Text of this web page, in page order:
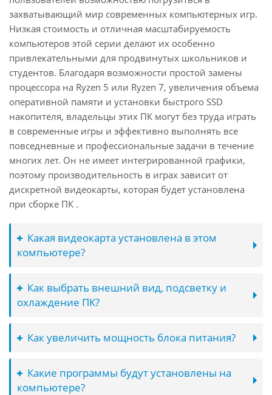
захватывающий мир современных компьютерных игр.
Низкая стоимость и отличная масштабируемость
компьютеров этой серии делают их особенно
привлекательными для продвинутых школьников и
студентов. Благодаря возможности простой замены
процессора на Ryzen 5 или Ryzen 7, увеличения объема
оперативной памяти и установки быстрого SSD
накопителя, владельцы этих ПК могут без труда играть
в современные игры и эффективно выполнять все
повседневные и профессиональные задачи в течение
многих лет. Он не имеет интегрированной графики,
поэтому производительность в играх зависит от
дискретной видеокарты, которая будет установлена
при сборке ПК .
Какая видеокарта установлена в этом
компьютере?
Как выбрать внешний вид, подсветку и
охлаждение ПК?
Как увеличить мощность блока питания?
Какие программы будут установлены на
компьютере?